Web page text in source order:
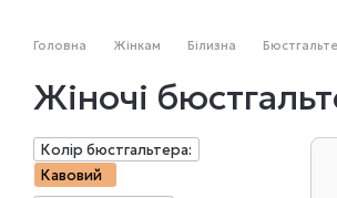
Головна Жінкам Білизна
Жіночі
Колір бюстгальтера:
Кавовий